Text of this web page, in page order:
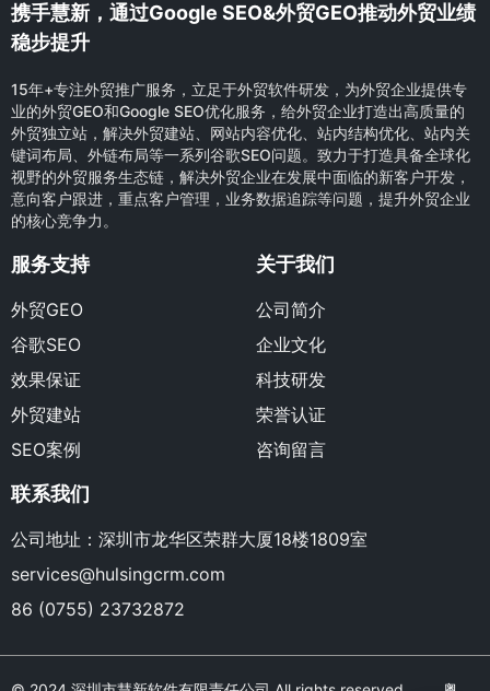
携手慧新，通过Google SEO&外贸GEO推动外贸业绩
稳步提升
15年+专注外贸推广服务，立足于外贸软件研发，为外贸企业提供专
业的外贸GEO和Google SEO优化服务，给外贸企业打造出高质量的
外贸独立站，解决外贸建站、网站内容优化、站内结构优化、站内关
键词布局、外链布局等一系列谷歌SEO问题。致力于打造具备全球化
视野的外贸服务生态链，解决外贸企业在发展中面临的新客户开发，
意向客户跟进，重点客户管理，业务数据追踪等问题，提升外贸企业
的核心竞争力。
服务支持
外贸GEO
谷歌SEO
效果保证
外贸建站
SEO案例
关于我们
公司简介
企业文化
科技研发
荣誉认证
咨询留言
联系我们
公司地址：深圳市龙华区荣群大厦18楼1809室
services@hulsingcrm.com
86 (0755) 23732872